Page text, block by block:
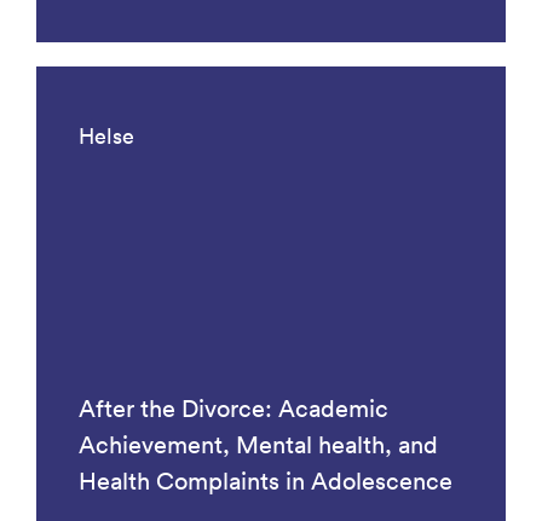
Helse
After the Divorce: Academic
Achievement, Mental health, and
Health Complaints in Adolescence